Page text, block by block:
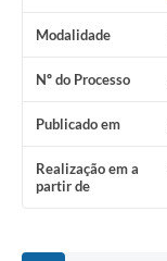
Modalidade
Nº do Processo
Publicado em
Realização em a
partir de